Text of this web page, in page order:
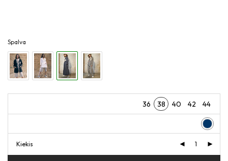
Spalva
36 38 40 42 44
Kiekis